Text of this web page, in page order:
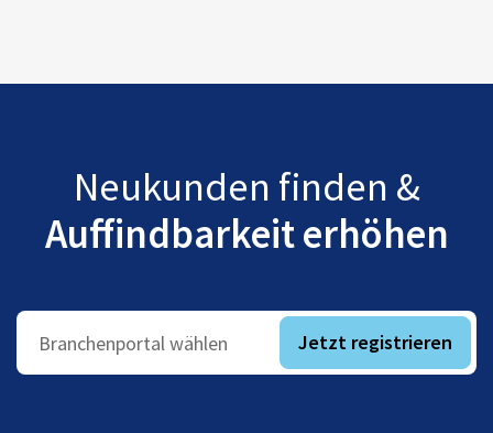
Neukunden finden &
Auffindbarkeit erhöhen
Branchenportal wählen Jetzt registrieren